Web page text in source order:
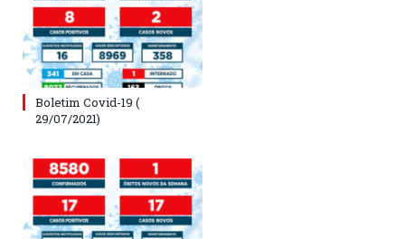
Boletim Covid-19 (
29/07/2021)